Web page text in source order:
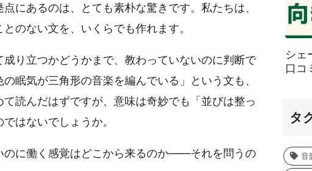
にあるのは、とても素朴な驚きです。私たちは、
のない文を、いくらでも作れます。
成り立つかどうかまで、教わっていないのに判断で
眠気が三角形の音楽を編んでいる」という文も、
読んだはずですが、意味は奇妙でも「並びは整っ
はないでしょうか。
のに働く感覚はどこから来るのか——それを問うの
シェ
口コ
タ
音